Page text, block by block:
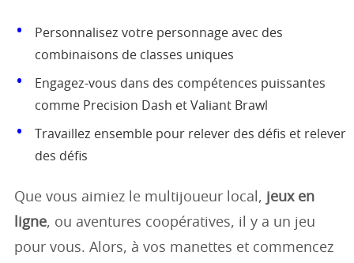
Personnalisez votre personnage avec des
combinaisons de classes uniques
Engagez-vous dans des compétences puissantes
comme Precision Dash et Valiant Brawl
Travaillez ensemble pour relever des défis et relever
des défis
Que vous aimiez le multijoueur local, jeux en
ligne, ou aventures coopératives, il y a un jeu
pour vous. Alors, à vos manettes et commencez